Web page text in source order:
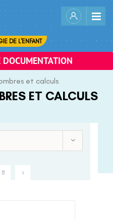
DE L'ENFANT
et calculs
ET CALCULS
8